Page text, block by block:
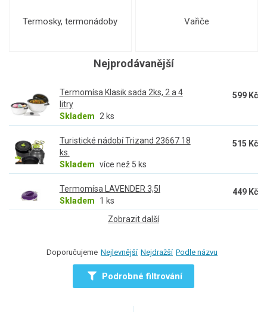
Termosky, termonádoby Vařiče
Nejprodávanější
Termomísa Klasik sada 2ks, 2 a 4
litry
Skladem 2 ks
599 Kč
Turistické nádobí Trizand 23667 18
ks.
Skladem více než 5 ks
515 Kč
Termomísa LAVENDER 3,5l
Skladem
1 ks
449 Kč
Zobrazit další
Doporučujeme Nejlevnější Nejdražší Podle názvu
Podrobné filtrování